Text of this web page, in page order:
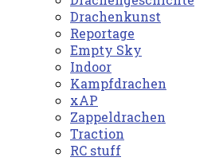
Drachenkunst
Reportage
Empty Sky
Indoor
Kampfdrachen
xAP
Zappeldrachen
Traction
RC stuff